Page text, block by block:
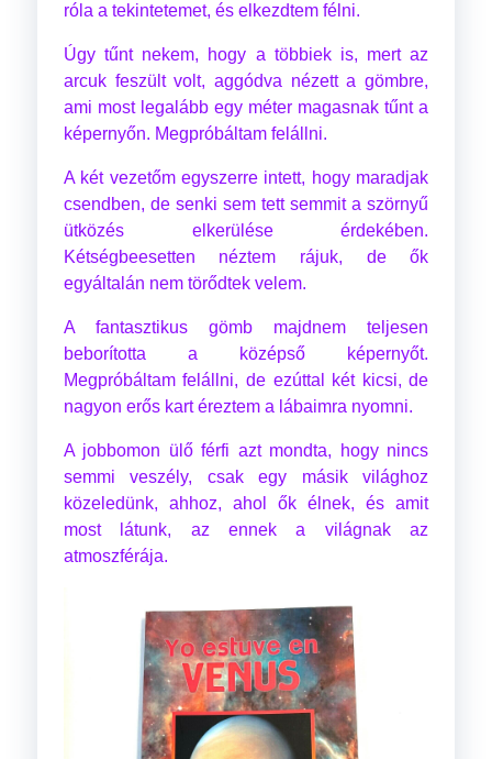
róla a tekintetemet, és elkezdtem félni.
Úgy tűnt nekem, hogy a többiek is, mert az
arcuk feszült volt, aggódva nézett a gömbre,
ami most legalább egy méter magasnak tűnt a
képernyőn. Megpróbáltam felállni.
A két vezetőm egyszerre intett, hogy maradjak
csendben, de senki sem tett semmit a szörnyű
ütközés elkerülése érdekében.
Kétségbeesetten néztem rájuk, de ők
egyáltalán nem törődtek velem.
A fantasztikus gömb majdnem teljesen
beborította a középső képernyőt.
Megpróbáltam felállni, de ezúttal két kicsi, de
nagyon erős kart éreztem a lábaimra nyomni.
A jobbomon ülő férfi azt mondta, hogy nincs
semmi veszély, csak egy másik világhoz
közeledünk, ahhoz, ahol ők élnek, és amit
most látunk, az ennek a világnak az
atmoszférája.